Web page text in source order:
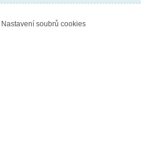
Nastavení soubrů cookies